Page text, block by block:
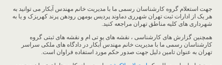
جهت استعلام گروه کارشناسان رسمی ما با مدیریت خانم مهندس آبکار می توانید به
هر یک از ادارات ثبت تهران شهرری دماوند پردیس بومهن رودهن پرند کهریزک و یا به
شهرداری های کلیه مناطق تهران مراجعه کنید.
همچنین گزارش های کارشناسی ، نقشه های یو تی ام و نقشه های ثبتی گروه
کارشناسان رسمی ما با مدیریت خانم مهندس آبکار در دادگاه های ملکی سراسر
تهران به عنوان تامین دلیل جهت صدور حکم مورد استفاده فراوان است.